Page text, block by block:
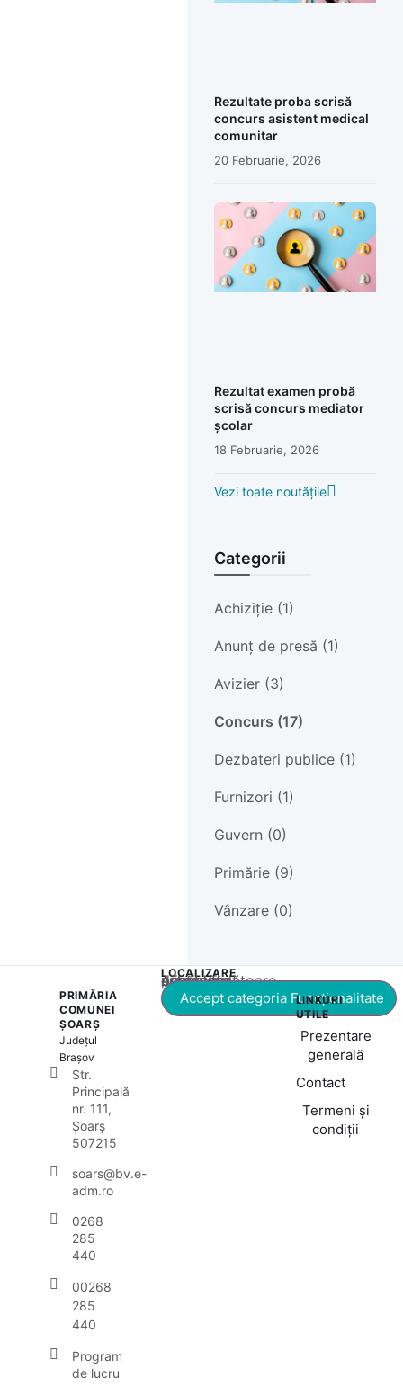
Rezultate proba scrisă
concurs asistent medical
comunitar
20 Februarie, 2026
Rezultat examen probă
scrisă concurs mediator
școlar
18 Februarie, 2026
Vezi toate noutățile
Categorii
Achiziție (1)
Anunț de presă (1)
Avizier (3)
Concurs (17)
Dezbateri publice (1)
Furnizori (1)
Guvern (0)
Primărie (9)
Vânzare (0)
PRIMĂRIA
COMUNEI
ȘOARȘ
Județul
Brașov
Str.
Principală
nr. 111,
Șoarș
507215
soars@bv.e-
adm.ro
0268
285
440
00268
285
440
Program
de lucru
LOCALIZARE
Acest conținut este blocat până când acceptați categoria corespunzătoare de cookie-uri.
Accept categoria Funcționalitate
LINKURI
UTILE
Prezentare
generală
Contact
Termeni și
condiții